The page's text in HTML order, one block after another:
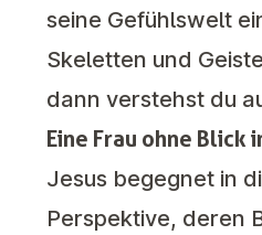
seine Gefühlswelt
Skeletten und
dann verstehst du
Eine Frau ohne Blick
Jesus begegnet in
Perspektive, deren